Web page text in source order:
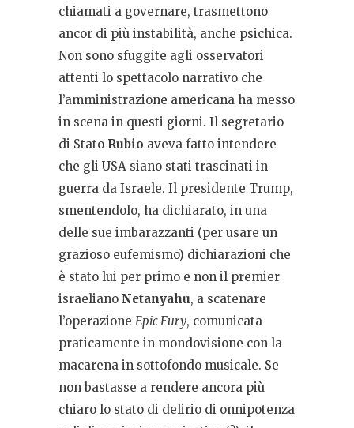
chiamati a governare, trasmettono
ancor di più instabilità, anche psichica.
Non sono sfuggite agli osservatori
attenti lo spettacolo narrativo che
l’amministrazione americana ha messo
in scena in questi giorni. Il segretario
di Stato Rubio aveva fatto intendere
che gli USA siano stati trascinati in
guerra da Israele. Il presidente Trump,
smentendolo, ha dichiarato, in una
delle sue imbarazzanti (per usare un
grazioso eufemismo) dichiarazioni che
è stato lui per primo e non il premier
israeliano Netanyahu, a scatenare
l’operazione Epic Fury, comunicata
praticamente in mondovisione con la
macarena in sottofondo musicale. Se
non bastasse a rendere ancora più
chiaro lo stato di delirio di onnipotenza